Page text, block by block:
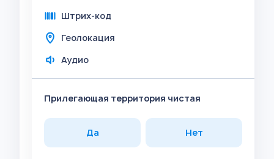
Штрих-код
Геолокация
Аудио
Прилегающая территория чистая
Да Нет